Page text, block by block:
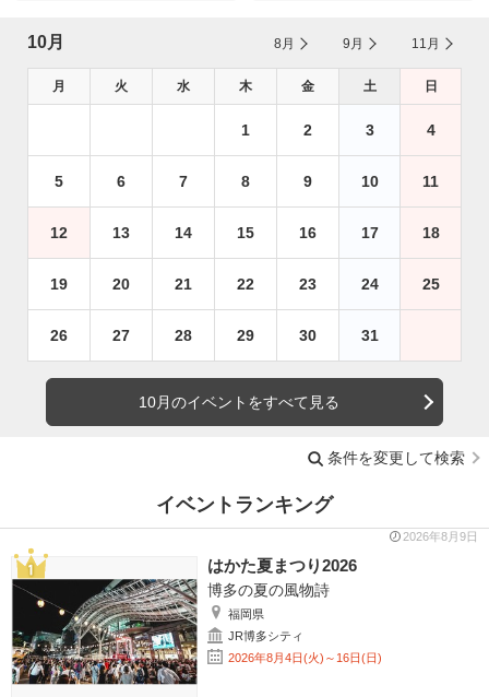
10月 8月 9月 11月
月 火 水 木 金 土 日
1 2 3 4
5 6 7 8 9 10 11
12 13 14 15 16 17 18
19 20 21 22 23 24 25
26 27 28 29 30 31
10月のイベントをすべて見る
条件を変更して検索
イベントランキング
2026年8月9日
はかた夏まつり2026
博多の夏の風物詩
福岡県
JR博多シティ
2026年8月4日(火)～16日(日)